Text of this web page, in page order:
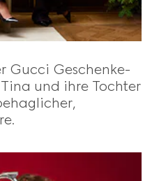
Gucci Geschenke-
und ihre Tochter